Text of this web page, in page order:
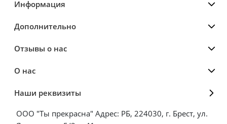
Информация
Дополнительно
Отзывы о нас
О нас
Наши реквизиты
ООО "Ты прекрасна" Адрес: РБ, 224030, г. Брест, ул.